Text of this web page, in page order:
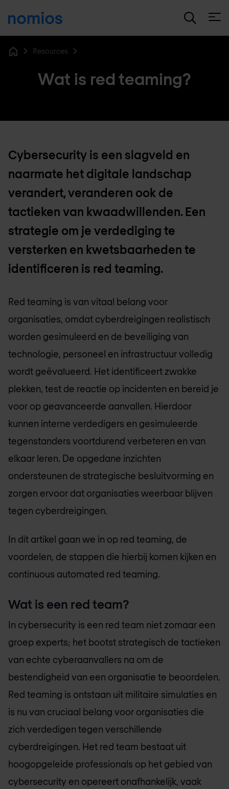
Resources
Wat is red teaming?
Cybersecurity is een slagveld en
naarmate het digitale landschap
verandert, veranderen ook de
tactieken van kwaadwillenden. Een
strategie om je verdediging te
versterken en kwetsbaarheden te
identificeren is red teaming.
Red teaming is van vitaal belang voor
organisaties, omdat cyberdreigingen realistisch
worden gesimuleerd en de beveiliging van
technologie, personeel en infrastructuur volledig
wordt geëvalueerd. Het identificeert zwakke
plekken, test de reactie op incidenten en bereid je
voor op geavanceerde aanvallen. Hierdoor
kunnen interne verdedigers en gesimuleerde
tegenstanders voortdurend verbeteren en van
elkaar leren. De opgedane inzichten
ondersteunen de strategische besluitvorming en
zorgen ervoor dat organisaties weerbaar blijven
tegen cyberdreigingen.
In dit artikel gaan we in op red teaming, de
voordelen, de stappen die hierbij komen kijken en
continuous automated red teaming.
Wat is een red team?
In cybersecurity is een red team niet zomaar een
groep experts; het bootst strategisch de tactieken
van echte cyberaanvallers na om de
bestendigheid van een organisatie te beoordelen.
Red teaming is ontstaan uit militaire simulaties en
is nu van cruciaal belang voor organisaties die
zich verdedigen tegen verschillende
cyberdreigingen. Het red team bestaat uit
hoogopgeleide professionals op het gebied van
cybersecurity en opereert onafhankelijk, vaak